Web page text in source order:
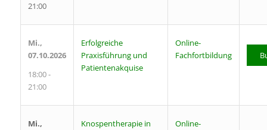
21:00
Mi.,
07.10.2026
18:00 -
21:00
Erfolgreiche
Praxisführung und
Patientenakquise
Online-
Fachfortbildung
Mi.,
Knospentherapie in
Online-